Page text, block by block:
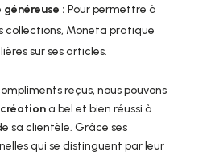
: Pour permettre à
collections, Moneta pratique
sur ses articles.
reçus, nous pouvons
a bel et bien réussi à
sa clientèle. Grâce ses
qui se distinguent par leur